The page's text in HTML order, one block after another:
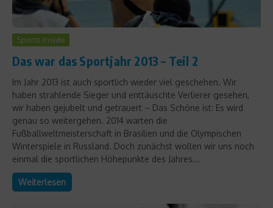
Sports Inside
Das war das Sportjahr 2013 – Teil 2
Im Jahr 2013 ist auch sportlich wieder viel geschehen. Wir
haben strahlende Sieger und enttäuschte Verlierer gesehen,
wir haben gejubelt und getrauert – Das Schöne ist: Es wird
genau so weitergehen. 2014 warten die
Fußballweltmeisterschaft in Brasilien und die Olympischen
Winterspiele in Russland. Doch zunächst wollen wir uns noch
einmal die sportlichen Höhepunkte des Jahres...
Weiterlesen